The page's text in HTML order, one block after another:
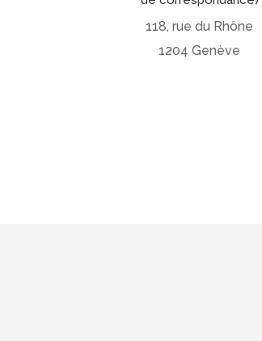
118, rue du Rhône
1204 Genève